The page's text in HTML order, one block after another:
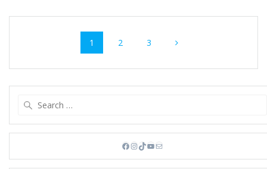
navigation
Page
1 Page
2 Page
3
Facebook
Instagram
TikTok
YouTube
Mail